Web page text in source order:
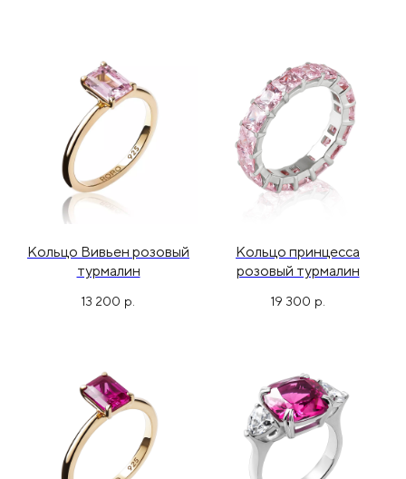
Кольцо Вивьен розовый
турмалин
13 200 р.
Кольцо принцесса
розовый турмалин
19 300 р.